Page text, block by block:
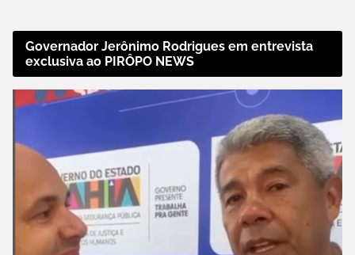
Governador Jerônimo Rodrigues em entrevista
exclusiva ao PIRÔPO NEWS